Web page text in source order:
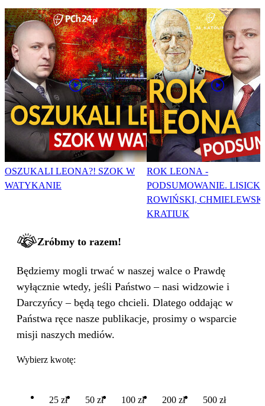
OSZUKALI LEONA?! SZOK W
WATYKANIE
ROK LEONA -
PODSUMOWANIE. LISICKI,
ROWIŃSKI,
KRATIUK
Zróbmy to razem!
Będziemy mogli trwać w naszej walce o Prawdę
wyłącznie wtedy, jeśli Państwo – nasi widzowie i
Darczyńcy – będą tego chcieli. Dlatego oddając w
Państwa ręce nasze publikacje, prosimy o wsparcie
misji naszych mediów.
Wybierz kwotę:
25 zł 50 zł 100 zł 200 zł 500 zł